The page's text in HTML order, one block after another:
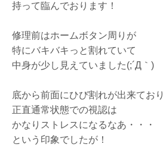
持って臨んでおります！
修理前はホームボタン周りが
特にバキバキっと割れていて
中身が少し見えていました(;´Д｀)
底から前面にひび割れが出来ており
正直通常状態での視認は
かなりストレスになるなあ・・・
という印象でしたが！